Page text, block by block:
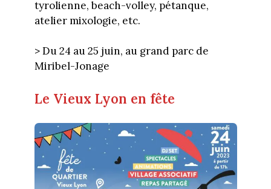
tyrolienne, beach-volley, pétanque,
atelier mixologie, etc.
> Du 24 au 25 juin, au grand parc de
Miribel-Jonage
Le Vieux Lyon en fête